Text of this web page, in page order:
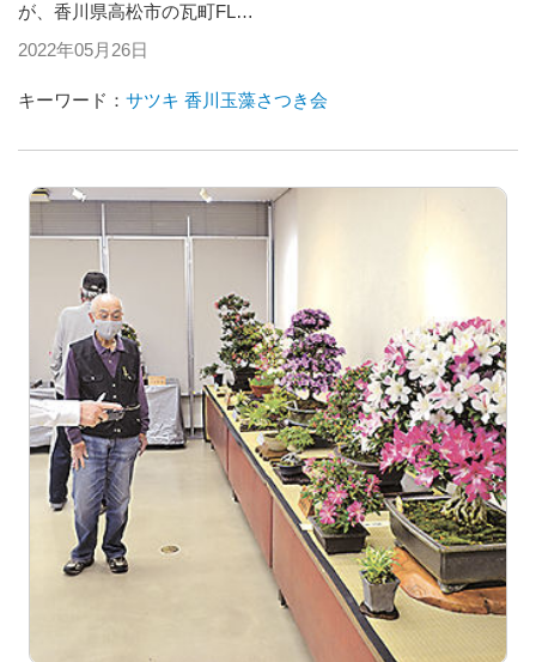
が、香川県高松市の瓦町FL…
2022年05月26日
キーワード： サツキ 香川玉藻さつき会